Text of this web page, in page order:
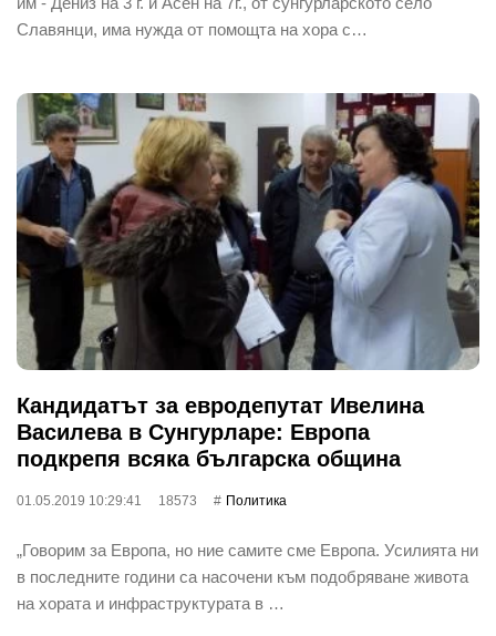
Славянци, има нужда от помощта на хора с…
Кандидатът за евродепутат Ивелина
Василева в Сунгурларе: Европа
подкрепя всяка българска община
01.05.2019 10:29:41 18573 Политика
„Говорим за Европа, но ние самите сме Европа. Усилията ни
в последните години са насочени към подобряване живота
на хората и инфраструктурата в …